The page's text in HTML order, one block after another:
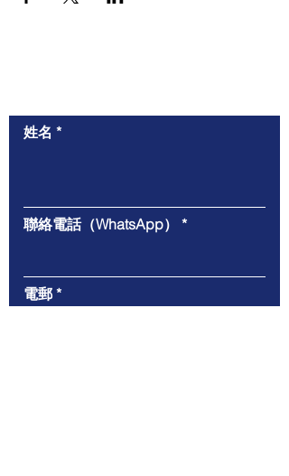
姓名
聯絡電話（WhatsApp）
電郵